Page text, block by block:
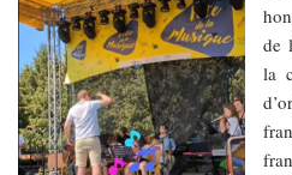
de
la